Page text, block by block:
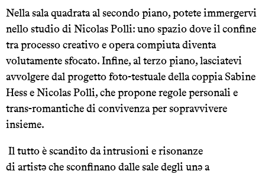
Nella sala quadrata al secondo piano, potete immergervi
nello studio di Nicolas Polli: uno spazio dove il confine
tra processo creativo e opera compiuta diventa
volutamente sfocato. Infine, al terzo piano, lasciatevi
avvolgere dal progetto foto-testuale della coppia Sabine
Hess e Nicolas Polli, che propone regole personali e
trans-romantiche di convivenza per sopravvivere
insieme.
Il tutto è scandito da intrusioni e risonanze
di artistə che sconfinano dalle sale degli unə a